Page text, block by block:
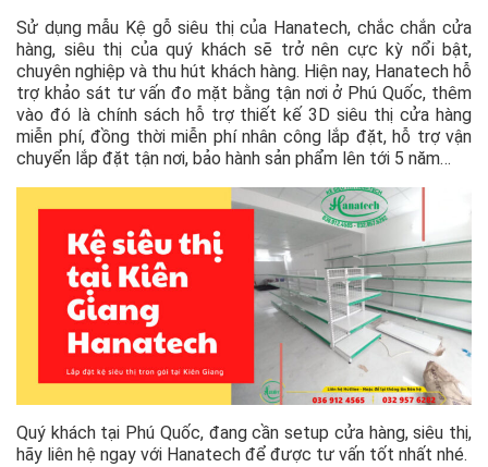
Sử dụng mẫu Kệ gỗ siêu thị của Hanatech, chắc chắn cửa
hàng, siêu thị của quý khách sẽ trở nên cực kỳ nổi bật,
chuyên nghiệp và thu hút khách hàng. Hiện nay, Hanatech hỗ
trợ khảo sát tư vấn đo mặt bằng tận nơi ở Phú Quốc, thêm
vào đó là chính sách hỗ trợ thiết kế 3D siêu thị cửa hàng
miễn phí, đồng thời miễn phí nhân công lắp đặt, hỗ trợ vận
chuyển lắp đặt tận nơi, bảo hành sản phẩm lên tới 5 năm…
Quý khách tại Phú Quốc, đang cần setup cửa hàng, siêu thị,
hãy liên hệ ngay với Hanatech để được tư vấn tốt nhất nhé.